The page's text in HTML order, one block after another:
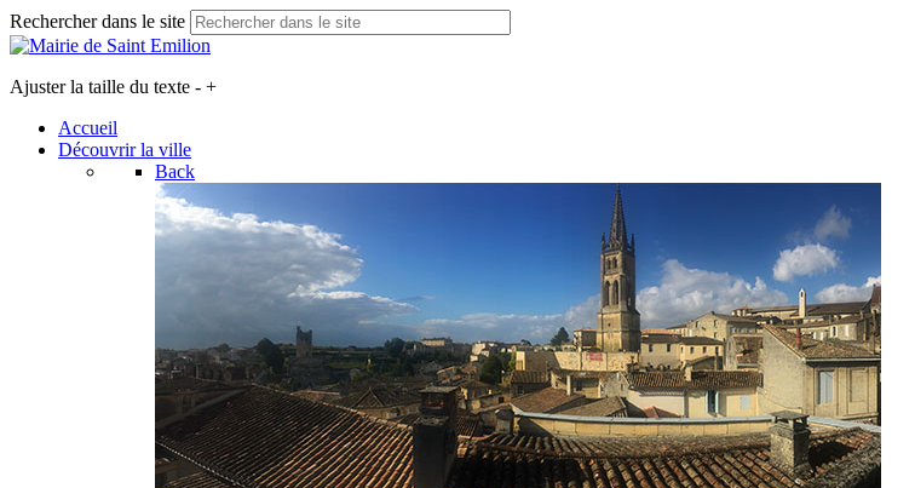
Rechercher dans le site
Ajuster la taille du texte - +
Accueil
Découvrir la ville
Back